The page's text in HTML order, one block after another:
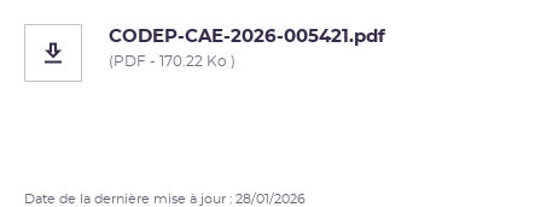
CODEP-CAE-2026-005421.pdf
(PDF - 170.22 Ko )
Date de la dernière mise à jour : 28/01/2026